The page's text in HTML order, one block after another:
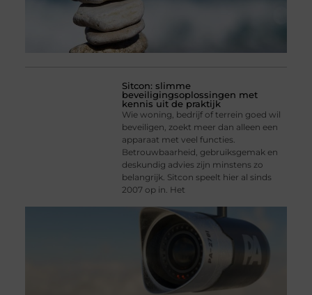
Sitcon: slimme
beveiligingsoplossingen met
kennis uit de praktijk
Wie woning, bedrijf of terrein goed wil
beveiligen, zoekt meer dan alleen een
apparaat met veel functies.
Betrouwbaarheid, gebruiksgemak en
deskundig advies zijn minstens zo
belangrijk. Sitcon speelt hier al sinds
2007 op in. Het